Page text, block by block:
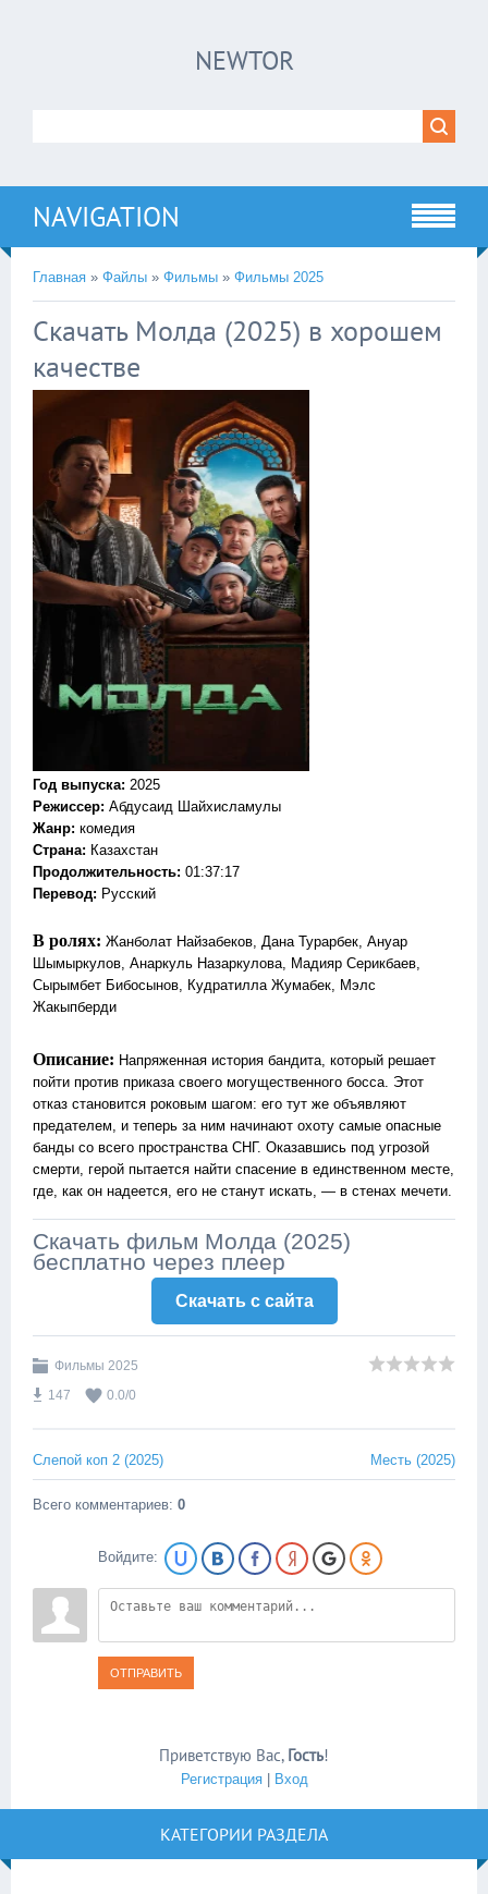
NEWTOR
NAVIGATION
Главная » Файлы » Фильмы » Фильмы 2025
Скачать Молда (2025) в хорошем
качестве
Год выпуска: 2025
Режиссер: Абдусаид Шайхисламулы
Жанр: комедия
Страна: Казахстан
Продолжительность: 01:37:17
Перевод: Русский
В ролях: Жанболат Найзабеков, Дана Турарбек, Ануар
Шымыркулов, Анаркуль Назаркулова, Мадияр Серикбаев,
Сырымбет Бибосынов, Кудратилла Жумабек, Мэлс
Жакыпберди
Описание: Напряженная история бандита, который решает
пойти против приказа своего могущественного босса. Этот
отказ становится роковым шагом: его тут же объявляют
предателем, и теперь за ним начинают охоту самые опасные
банды со всего пространства СНГ. Оказавшись под угрозой
смерти, герой пытается найти спасение в единственном месте,
где, как он надеется, его не станут искать, — в стенах мечети.
Скачать фильм Молда (2025)
бесплатно через плеер
!!!Если Вы с телефона сперва нажмите на
Скачать c сайта
Фильмы 2025
147
0.0/0
Слепой коп 2 (2025) Месть (2025)
Всего комментариев: 0
Войдите:
ОТПРАВИТЬ
Приветствую Вас, Гость!
Регистрация| Вход
КАТЕГОРИИ РАЗДЕЛА